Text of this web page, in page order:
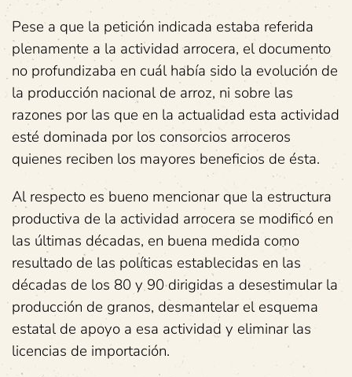
Pese a que la petición indicada estaba referida
plenamente a la actividad arrocera, el documento
no profundizaba en cuál había sido la evolución de
la producción nacional de arroz, ni sobre las
razones por las que en la actualidad esta actividad
esté dominada por los consorcios arroceros
quienes reciben los mayores beneficios de ésta.
Al respecto es bueno mencionar que la estructura
productiva de la actividad arrocera se modificó en
las últimas décadas, en buena medida como
resultado de las políticas establecidas en las
décadas de los 80 y 90 dirigidas a desestimular la
producción de granos, desmantelar el esquema
estatal de apoyo a esa actividad y eliminar las
licencias de importación.